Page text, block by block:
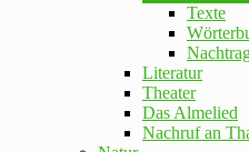
Texte
Literatur
Theater
Das Almelied
Nachruf an